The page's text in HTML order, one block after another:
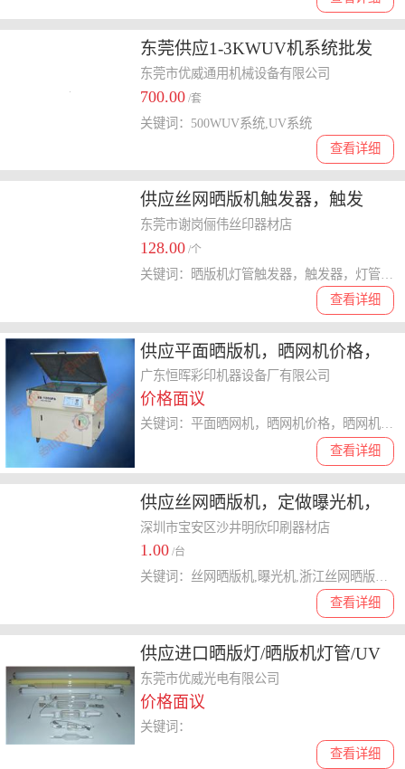
东莞供应1-3KWUV机系统批发
东莞市优威通用机械设备有限公司
700.00 /套
查看详细
关键词：500WUV系统,UV系统
供应丝网晒版机触发器，触发
器，灯管点火器
东莞市谢岗俪伟丝印器材店
128.00 /个
查看详细
供应平面晒版机，晒网机价格，
品牌晒网机EB-1200PS
广东恒晖彩印机器设备厂有限公司
价格面议
查看详细
关键词：平面晒网机，晒网机价格，晒网机厂家，品牌晒网机
供应丝网晒版机，定做曝光机，
厂家昆山曝光机
深圳市宝安区沙井明欣印刷器材店
1.00 /台
查看详细
关键词：丝网晒版机,曝光机,浙江丝网晒版机,江西晒版机
供应进口晒版灯/晒版机灯管/UV
晒版灯
东莞市优威光电有限公司
价格面议
查看详细
关键词：